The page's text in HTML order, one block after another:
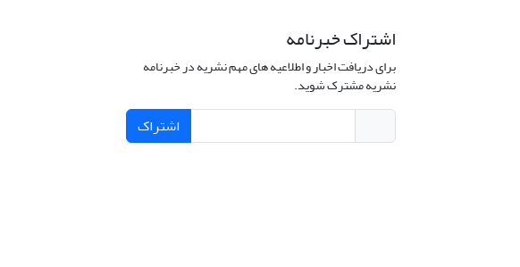
اشتراک خبرنامه
برای دریافت اخبار و اطلاعیه های مهم نشریه در خبرنامه
نشریه مشترک شوید.
اشتراک